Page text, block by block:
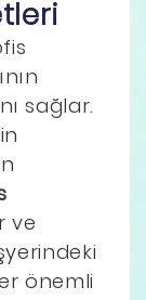
sağlar.
ve
önemli